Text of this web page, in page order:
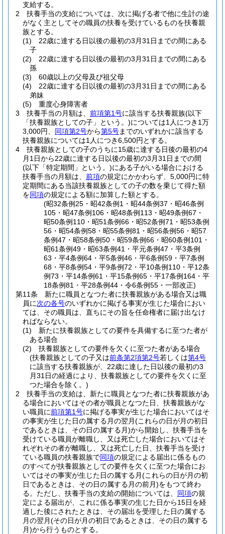
支給する。
2
扶養手当の支給については、次に掲げる者で他に生計の途
がなく主としてその職員の扶養を受けているものを扶養親
族とする。
(1)
22歳に達する日以後の最初の3月31日までの間にある
子
(2)
22歳に達する日以後の最初の3月31日までの間にある
孫
(3)
60歳以上の父母及び祖父母
(4)
22歳に達する日以後の最初の3月31日までの間にある
弟妹
(5)
重度心身障害者
3
扶養手当の月額は、 前項第1号に該当する扶養親族(以下
「扶養親族としての子」という。)については1人につき1万
3,000円、 同項第2号から第5号までのいずれかに該当する
扶養親族については1人につき6,500円とする。
4
扶養親族としての子のうちに15歳に達する日後の最初の4
月1日から22歳に達する日以後の最初の3月31日までの間
(以下「特定期間」という。)にある子がいる場合における
扶養手当の月額は、 前項の規定にかかわらず、5,000円に特
定期間にある当該扶養親族としての子の数を乗じて得た額
を同項の規定による額に加算した額とする。
(昭32条例25・昭42条例1・昭44条例37・昭46条例
105・昭47条例106・昭48条例113・昭49条例67・
昭50条例110・昭51条例66・昭52条例71・昭53条例
56・昭54条例58・昭55条例81・昭56条例56・昭57
条例47・昭58条例50・昭59条例66・昭60条例101・
昭61条例49・昭63条例41・平元条例47・平3条例
63・平4条例64・平5条例46・平6条例59・平7条例
68・平8条例54・平9条例72・平10条例110・平12条
例73・平14条例61・平15条例65・平17条例164・平
18条例81・平28条例44・令6条例55・一部改正)
第11条
新たに職員となつた者に扶養親族がある場合又は職
員に次の各号のいずれかに掲げる事実が生じた場合におい
ては、その職員は、直ちにその旨を任命権者に届け出なけ
ればならない。
(1)
新たに扶養親族としての要件を具備するに至つた者が
ある場合
(2)
扶養親族としての要件を欠くに至つた者がある場合
(扶養親族としての子又は前条第2項第2号若しくは第4号
に該当する扶養親族が、22歳に達した日以後の最初の3
月31日の経過により、扶養親族としての要件を欠くに至
つた場合を除く。)
2
扶養手当の支給は、新たに職員となつた者に扶養親族があ
る場合においてはその者が職員となつた日、扶養親族がな
い職員に前項第1号に掲げる事実が生じた場合においてはそ
の事実が生じた日の属する月の翌月(これらの日が月の初日
であるときは、その日の属する月)から開始し、扶養手当を
受けている職員が離職し、又は死亡した場合においてはそ
れぞれその者が離職し、又は死亡した日、扶養手当を受け
ている職員の扶養親族で同項の規定による届出に係るもの
のすべてが扶養親族としての要件を欠くに至つた場合にお
いてはその事実が生じた日の属する月(これらの日が月の初
日であるときは、その日の属する月の前月)をもつて終わ
る。 ただし、扶養手当の支給の開始については、 同項の規
定による届出が、これに係る事実の生じた日から15日を経
過した後にされたときは、その届出を受理した日の属する
月の翌月(その日が月の初日であるときは、その日の属する
月)から行うものとする。